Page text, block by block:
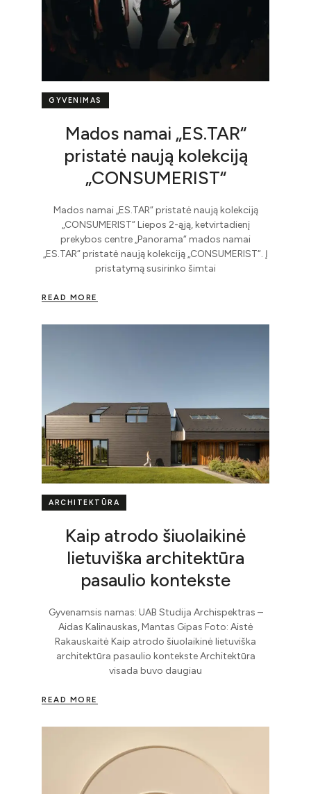
GYVENIMAS
Mados namai „ES.TAR“
pristatė naują kolekciją
„CONSUMERIST“
Mados namai „ES.TAR“ pristatė naują kolekciją
„CONSUMERIST“ Liepos 2-ąją, ketvirtadienį
prekybos centre „Panorama“ mados namai
„ES.TAR“ pristatė naują kolekciją „CONSUMERIST“. Į
pristatymą susirinko šimtai
READ MORE
ARCHITEKTŪRA
Kaip atrodo šiuolaikinė
lietuviška architektūra
pasaulio kontekste
Gyvenamsis namas: UAB Studija Archispektras –
Aidas Kalinauskas, Mantas Gipas Foto: Aistė
Rakauskaitė Kaip atrodo šiuolaikinė lietuviška
architektūra pasaulio kontekste Architektūra
visada buvo daugiau
READ MORE